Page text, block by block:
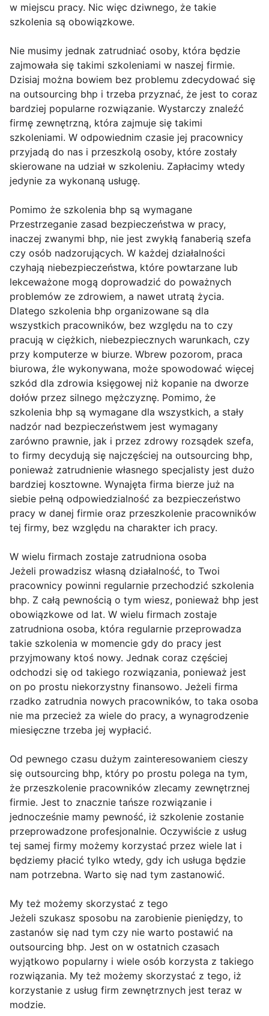
w miejscu pracy. Nic więc dziwnego, że takie
szkolenia są obowiązkowe.
Nie musimy jednak zatrudniać osoby, która będzie
zajmowała się takimi szkoleniami w naszej firmie.
Dzisiaj można bowiem bez problemu zdecydować się
na outsourcing bhp i trzeba przyznać, że jest to coraz
bardziej popularne rozwiązanie. Wystarczy znaleźć
firmę zewnętrzną, która zajmuje się takimi
szkoleniami. W odpowiednim czasie jej pracownicy
przyjadą do nas i przeszkolą osoby, które zostały
skierowane na udział w szkoleniu. Zapłacimy wtedy
jedynie za wykonaną usługę.
Pomimo że szkolenia bhp są wymagane
Przestrzeganie zasad bezpieczeństwa w pracy,
inaczej zwanymi bhp, nie jest zwykłą fanaberią szefa
czy osób nadzorujących. W każdej działalności
czyhają niebezpieczeństwa, które powtarzane lub
lekceważone mogą doprowadzić do poważnych
problemów ze zdrowiem, a nawet utratą życia.
Dlatego szkolenia bhp organizowane są dla
wszystkich pracowników, bez względu na to czy
pracują w ciężkich, niebezpiecznych warunkach, czy
przy komputerze w biurze. Wbrew pozorom, praca
biurowa, źle wykonywana, może spowodować więcej
szkód dla zdrowia księgowej niż kopanie na dworze
dołów przez silnego mężczyznę. Pomimo, że
szkolenia bhp są wymagane dla wszystkich, a stały
nadzór nad bezpieczeństwem jest wymagany
zarówno prawnie, jak i przez zdrowy rozsądek szefa,
to firmy decydują się najczęściej na outsourcing bhp,
ponieważ zatrudnienie własnego specjalisty jest dużo
bardziej kosztowne. Wynajęta firma bierze już na
siebie pełną odpowiedzialność za bezpieczeństwo
pracy w danej firmie oraz przeszkolenie pracowników
tej firmy, bez względu na charakter ich pracy.
W wielu firmach zostaje zatrudniona osoba
Jeżeli prowadzisz własną działalność, to Twoi
pracownicy powinni regularnie przechodzić szkolenia
bhp. Z całą pewnością o tym wiesz, ponieważ bhp jest
obowiązkowe od lat. W wielu firmach zostaje
zatrudniona osoba, która regularnie przeprowadza
takie szkolenia w momencie gdy do pracy jest
przyjmowany ktoś nowy. Jednak coraz częściej
odchodzi się od takiego rozwiązania, ponieważ jest
on po prostu niekorzystny finansowo. Jeżeli firma
rzadko zatrudnia nowych pracowników, to taka osoba
nie ma przecież za wiele do pracy, a wynagrodzenie
miesięczne trzeba jej wypłacić.
Od pewnego czasu dużym zainteresowaniem cieszy
się outsourcing bhp, który po prostu polega na tym,
że przeszkolenie pracowników zlecamy zewnętrznej
firmie. Jest to znacznie tańsze rozwiązanie i
jednocześnie mamy pewność, iż szkolenie zostanie
przeprowadzone profesjonalnie. Oczywiście z usług
tej samej firmy możemy korzystać przez wiele lat i
będziemy płacić tylko wtedy, gdy ich usługa będzie
nam potrzebna. Warto się nad tym zastanowić.
My też możemy skorzystać z tego
Jeżeli szukasz sposobu na zarobienie pieniędzy, to
zastanów się nad tym czy nie warto postawić na
outsourcing bhp. Jest on w ostatnich czasach
wyjątkowo popularny i wiele osób korzysta z takiego
rozwiązania. My też możemy skorzystać z tego, iż
korzystanie z usług firm zewnętrznych jest teraz w
modzie.